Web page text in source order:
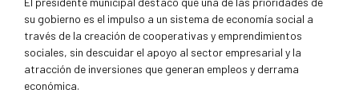
su gobierno es el impulso a un sistema de economía social a
través de la creación de cooperativas y emprendimientos
sociales, sin descuidar el apoyo al sector empresarial y la
atracción de inversiones que generan empleos y derrama
económica.